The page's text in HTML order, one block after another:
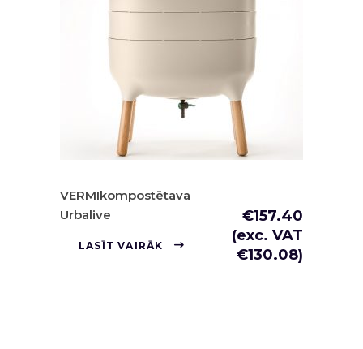
VERMIkompostētava
Urbalive
€157.40
(exc. VAT
€130.08)
LASĪT VAIRĀK